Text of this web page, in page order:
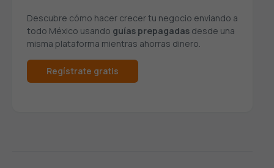
Descubre cómo hacer crecer tu negocio enviando a
todo México usando guías prepagadas desde una
misma plataforma mientras ahorras dinero.
Regístrate gratis